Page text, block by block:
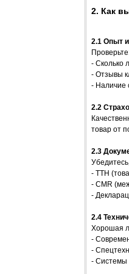
2. Как
2.1 Опыт
- Сколько
- Отзывы
- Наличие
2.2
товар от
2.3
- ТТН
- CMR
-
2.4
Хорошая
-
-
- Системы